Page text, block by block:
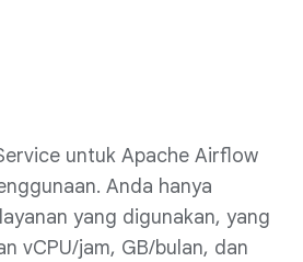
untuk Apache Airflow
Anda hanya
yang digunakan, yang
vCPU/jam, GB/bulan, dan